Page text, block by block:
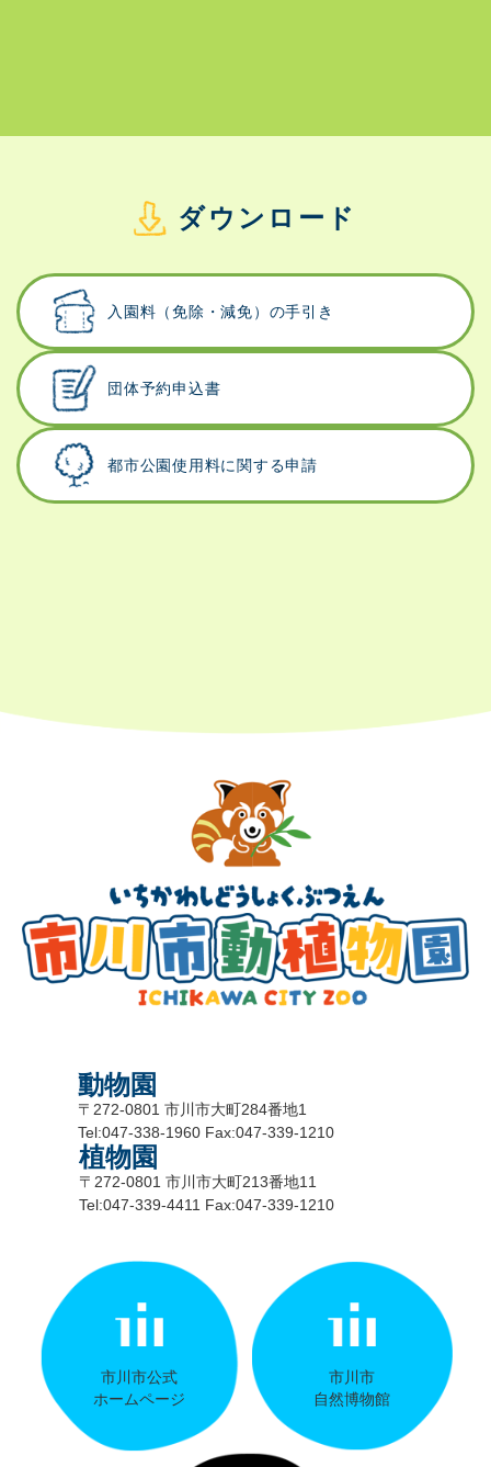
ダウンロード
入園料（免除・減免） の手引き
団体予約申込書
都市公園使用料に関する申請
動物園
〒272-0801 市川市大町284番地1
Tel:047-338-1960 Fax:047-339-1210
植物園
〒272-0801 市川市大町213番地11
Tel:047-339-4411 Fax:047-339-1210
市川市公式
ホームページ
市川市
自然博物館